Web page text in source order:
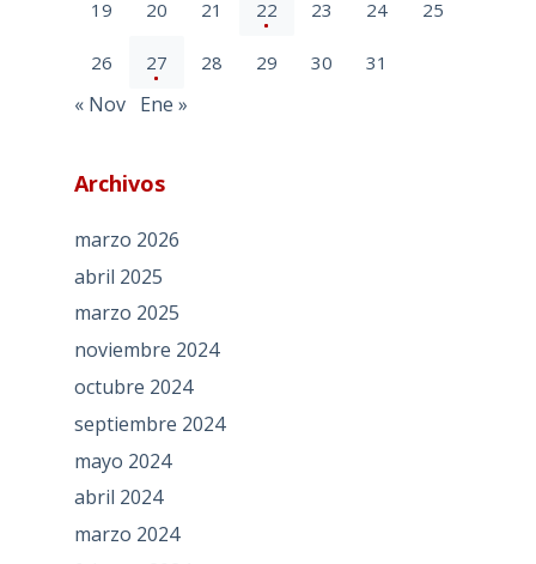
19 20 21 22 23 24 25
26 27 28 29 30 31
« Nov Ene »
Archivos
marzo 2026
abril 2025
marzo 2025
noviembre 2024
octubre 2024
septiembre 2024
mayo 2024
abril 2024
marzo 2024